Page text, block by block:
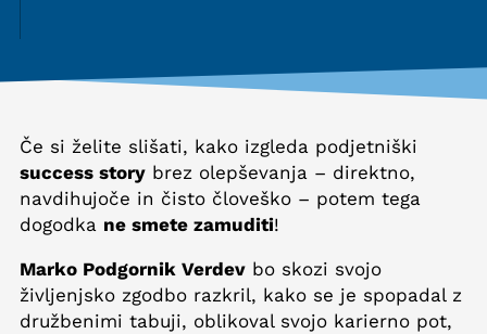
Če si želite slišati, kako izgleda podjetniški
success story brez olepševanja – direktno,
navdihujoče in čisto človeško – potem tega
dogodka ne smete zamuditi!
Marko Podgornik Verdev bo skozi svojo
življenjsko zgodbo razkril, kako se je spopadal z
družbenimi tabuji, oblikoval svojo karierno pot,